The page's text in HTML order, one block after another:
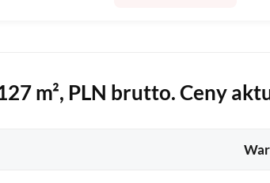
m², PLN brutto. Ceny